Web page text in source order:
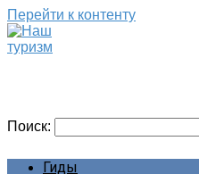
Перейти к контенту
Поиск:
Гиды